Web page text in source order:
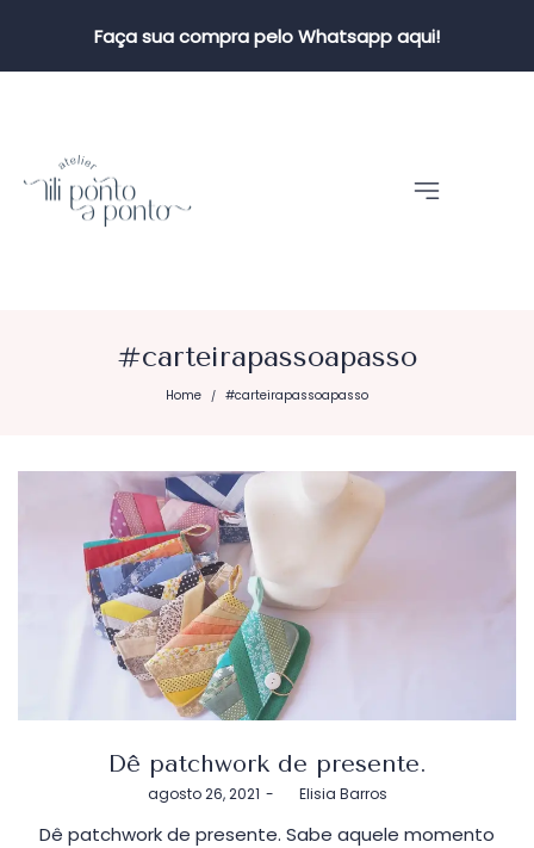
Faça sua compra pelo Whatsapp aqui!
#carteirapassoapasso
Home / #carteirapassoapasso
Dê patchwork de presente.
Postado
agosto 26, 2021 byElisia Barros
Dê patchwork de presente. Sabe aquele momento